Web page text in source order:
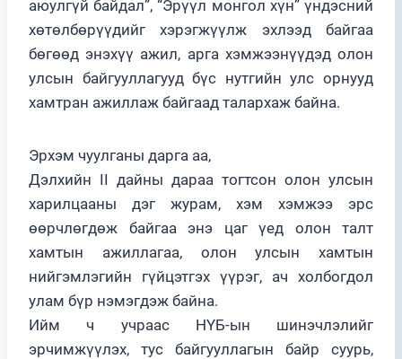
аюулгүй байдал”, “Эрүүл монгол хүн” үндэсний
хөтөлбөрүүдийг хэрэгжүүлж эхлээд байгаа
бөгөөд энэхүү ажил, арга хэмжээнүүдэд олон
улсын байгууллагууд бүс нутгийн улс орнууд
хамтран ажиллаж байгаад талархаж байна.
Эрхэм чуулганы дарга аа,
Дэлхийн II дайны дараа тогтсон олон улсын
харилцааны дэг журам, хэм хэмжээ эрс
өөрчлөгдөж байгаа энэ цаг үед олон талт
хамтын ажиллагаа, олон улсын хамтын
нийгэмлэгийн гүйцэтгэх үүрэг, ач холбогдол
улам бүр нэмэгдэж байна.
Ийм ч учраас НҮБ-ын шинэчлэлийг
эрчимжүүлэх, тус байгууллагын байр суурь,